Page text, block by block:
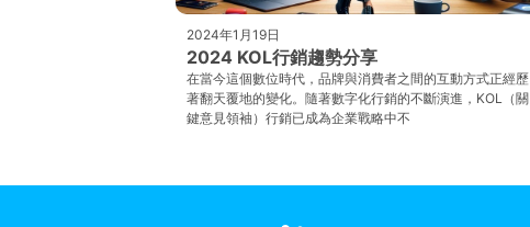
2024年1月19日
2024 KOL行銷趨勢分享
在當今這個數位時代，品牌與消費者之間的互動方式正經歷
著翻天覆地的變化。隨著數字化行銷的不斷演進，KOL（關
鍵意見領袖）行銷已成為企業戰略中不